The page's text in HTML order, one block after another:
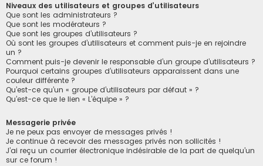
Niveaux des utilisateurs et groupes d’utilisateurs
Que sont les administrateurs ?
Que sont les modérateurs ?
Que sont les groupes d’utilisateurs ?
Où sont les groupes d’utilisateurs et comment puis-je en rejoindre
un ?
Comment puis-je devenir le responsable d’un groupe d’utilisateurs ?
Pourquoi certains groupes d’utilisateurs apparaissent dans une
couleur différente ?
Qu’est-ce qu’un « groupe d’utilisateurs par défaut » ?
Qu’est-ce que le lien « L’équipe » ?
Messagerie privée
Je ne peux pas envoyer de messages privés !
Je continue à recevoir des messages privés non sollicités !
J’ai reçu un courrier électronique indésirable de la part de quelqu’un
sur ce forum !